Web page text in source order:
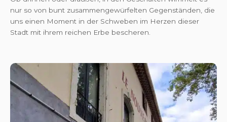
nur so von bunt zusammengewürfelten Gegenständen, die
uns einen Moment in der Schweben im Herzen dieser
Stadt mit ihrem reichen Erbe bescheren.